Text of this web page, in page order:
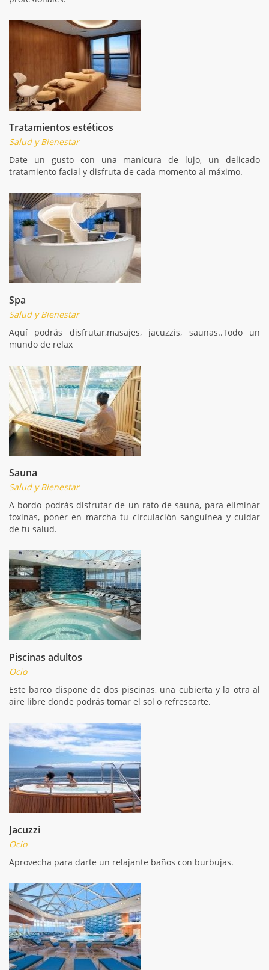
Tratamientos estéticos
Salud y Bienestar
Date un gusto con una manicura de lujo, un delicado
tratamiento facial y disfruta de cada momento al máximo.
Spa
Salud y Bienestar
Aquí podrás disfrutar,masajes, jacuzzis, saunas..Todo un
mundo de relax
Sauna
Salud y Bienestar
A bordo podrás disfrutar de un rato de sauna, para eliminar
toxinas, poner en marcha tu circulación sanguínea y cuidar
de tu salud.
Piscinas adultos
Ocio
Este barco dispone de dos piscinas, una cubierta y la otra al
aire libre donde podrás tomar el sol o refrescarte.
Jacuzzi
Ocio
Aprovecha para darte un relajante baños con burbujas.